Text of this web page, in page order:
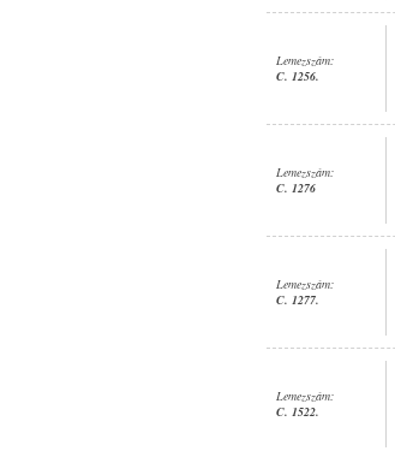
Lemezszám:
C. 1256.
Lemezszám:
C. 1276
Lemezszám:
C. 1277.
Lemezszám:
C. 1522.